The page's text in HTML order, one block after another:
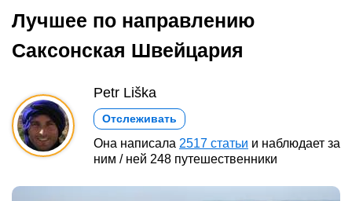
Лучшее по направлению
Саксонская Швейцария
Petr Liška
Отслеживать
Она написала 2517 статьи и наблюдает за
ним / ней 248 путешественники